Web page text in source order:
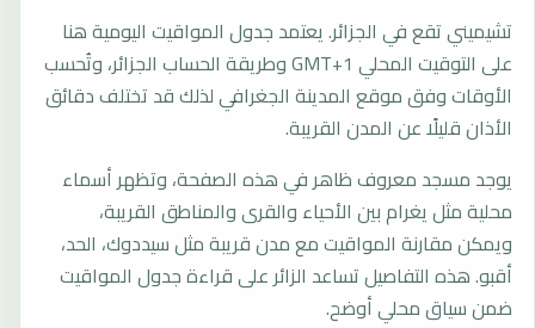
تشيميني تقع في الجزائر. يعتمد جدول المواقيت اليومية هنا
على التوقيت المحلي GMT+1 وطريقة الحساب الجزائر، وتُحسب
الأوقات وفق موقع المدينة الجغرافي لذلك قد تختلف دقائق
الأذان قليلًا عن المدن القريبة.
يوجد مسجد معروف ظاهر في هذه الصفحة، وتظهر أسماء
محلية مثل يغرام بين الأحياء والقرى والمناطق القريبة،
ويمكن مقارنة المواقيت مع مدن قريبة مثل سيددوك، الحد،
أقبو. هذه التفاصيل تساعد الزائر على قراءة جدول المواقيت
ضمن سياق محلي أوضح.